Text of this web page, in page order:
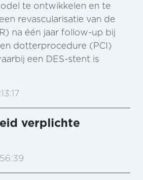
te ontwikkelen en te
revascularisatie van de
na één jaar follow-up bij
dotterprocedure (PCI)
een DES-stent is
verplichte